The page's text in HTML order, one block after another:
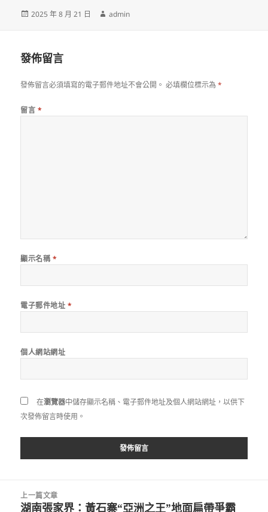
發
2025 年 8 月 21 日
作
admin
發佈留言
發佈留言必須填寫的電子郵件地址不會公開。 必填欄位標示為*
留言 *
顯示名稱 *
電子郵件地址 *
個人網站網址
在瀏覽器中儲存顯示名稱、電子郵件地址及個人網站網址，以供下
次發佈留言時使用。
上一篇文章
上
湖南張家界：黃石寨“亞洲之王”地面扁帶爭霸